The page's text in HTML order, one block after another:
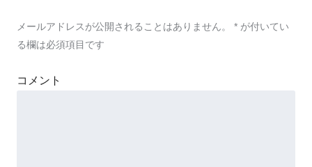
メールアドレスが公開されることはありません。 * が付いてい
る欄は必須項目です
コメント